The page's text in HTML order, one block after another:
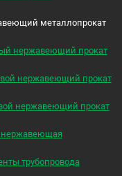
металлопрокат
нержавеющий прокат
нержавеющий прокат
нержавеющий прокат
нержавеющая
трубопровода